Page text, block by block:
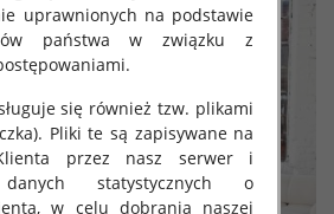
uprawnionych na podstawie
państwa w związku z
się również tzw. plikami
Pliki te są zapisywane na
przez nasz serwer i
danych statystycznych o
w celu dobrania naszej